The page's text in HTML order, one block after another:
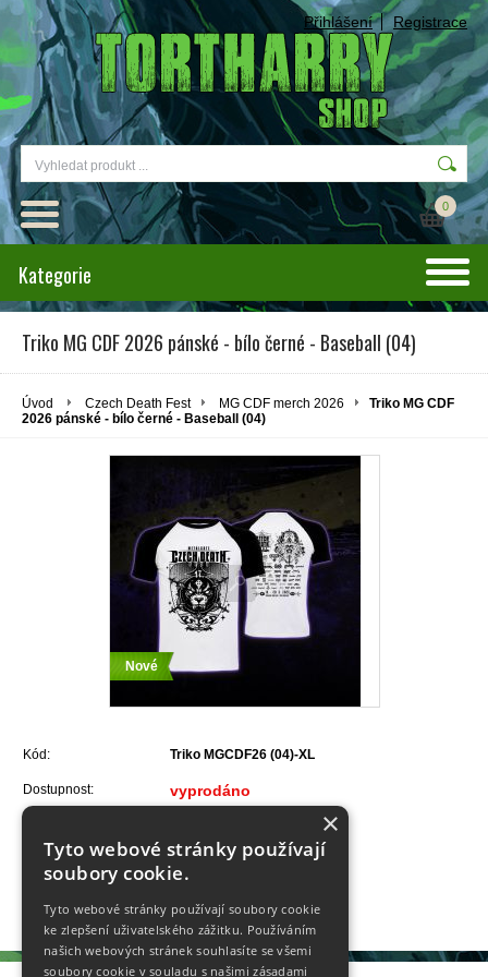
Přihlášení Registrace
0
Kategorie
Triko MG CDF 2026 pánské - bílo černé - Baseball (04)
Úvod Czech Death Fest MG CDF merch 2026
Triko MG CDF
2026 pánské - bílo černé - Baseball (04)
Nové
Kód: Triko MGCDF26 (04)-XL
Dostupnost: vyprodáno
300,- Kč
×
Tyto webové stránky používají
soubory cookie.
Tyto webové stránky používají soubory cookie
ke zlepšení uživatelského zážitku. Používáním
našich webových stránek souhlasíte se všemi
soubory cookie v souladu s našimi zásadami